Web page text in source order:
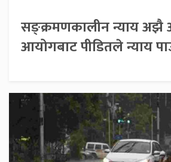
सङ्क्रमणकालीन न्याय अझै
आयोगबाट पीडितले न्याय